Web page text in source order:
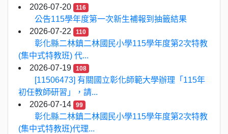
2026-07-20
116
公告115學年度第一次新生補報到抽籤結果
2026-07-22
110
彰化縣二林鎮二林國民小學115學年度第2次特教
(集中式特教班) 代...
2026-07-19
108
[11506473] 有關國立彰化師範大學辦理「115年
初任教師研習」，請...
2026-07-14
99
彰化縣二林鎮二林國民小學115學年度第2次特教
(集中式特教班)代理...